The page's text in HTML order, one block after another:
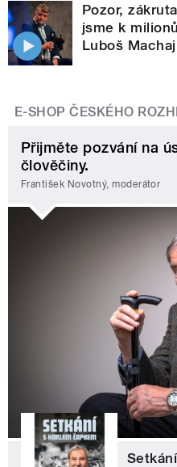
Pozor,
jsme k
Luboš Machaj
E-SHOP ČESKÉHO
Přijměte pozvání na
člověčiny.
František Novotný, moderátor